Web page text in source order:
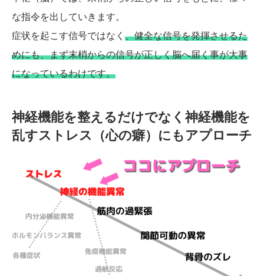
な指令を出していきます。
症状を起こす信号ではなく 、健全な信号を発揮させるた
めにも、まず末梢からの信号が正しく脳へ届く事が大事
になっているわけです。
神経機能を整えるだけでなく神経機能を
乱すストレス（心の癖）にもアプローチ